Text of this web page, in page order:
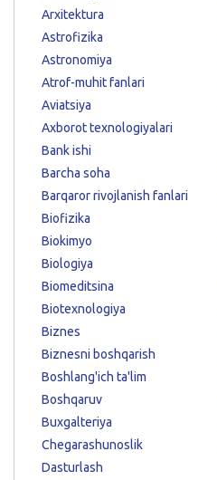
Arxitektura
Astrofizika
Astronomiya
Atrof-muhit fanlari
Aviatsiya
Axborot texnologiyalari
Bank ishi
Barcha soha
Barqaror rivojlanish fanlari
Biofizika
Biokimyo
Biologiya
Biomeditsina
Biotexnologiya
Biznes
Biznesni boshqarish
Boshlang'ich ta'lim
Boshqaruv
Buxgalteriya
Chegarashunoslik
Dasturlash